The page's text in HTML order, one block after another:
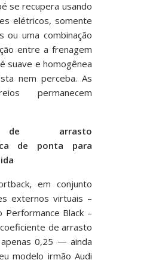
se recupera usando
elétricos, somente
ou uma combinação
entre a frenagem
suave e homogênea
nem perceba. As
permanecem
de arrasto
de ponta para
em conjunto
externos virtuais –
Performance Black –
de arrasto
0,25 — ainda
modelo irmão Audi